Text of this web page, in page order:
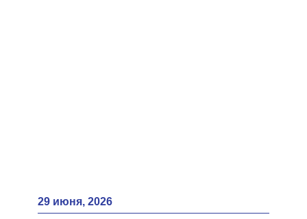
29 июня, 2026